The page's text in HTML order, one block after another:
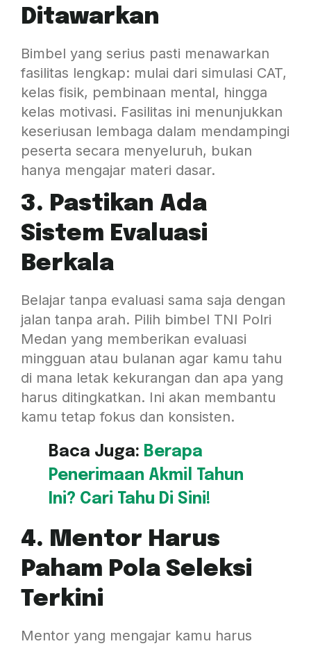
Ditawarkan
Bimbel yang serius pasti menawarkan
fasilitas lengkap: mulai dari simulasi CAT,
kelas fisik, pembinaan mental, hingga
kelas motivasi. Fasilitas ini menunjukkan
keseriusan lembaga dalam mendampingi
peserta secara menyeluruh, bukan
hanya mengajar materi dasar.
3. Pastikan Ada
Sistem Evaluasi
Berkala
Belajar tanpa evaluasi sama saja dengan
jalan tanpa arah. Pilih bimbel TNI Polri
Medan yang memberikan evaluasi
mingguan atau bulanan agar kamu tahu
di mana letak kekurangan dan apa yang
harus ditingkatkan. Ini akan membantu
kamu tetap fokus dan konsisten.
Baca Juga: Berapa
Penerimaan Akmil Tahun
Ini? Cari Tahu Di Sini!
4. Mentor Harus
Paham Pola Seleksi
Terkini
Mentor yang mengajar kamu harus